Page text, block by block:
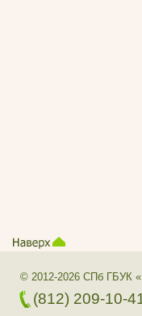
© 2012-2026 СПб ГБУК
(812) 209-10-